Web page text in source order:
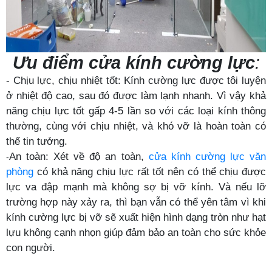
Ưu điểm cửa kính cường lực:
- Chịu lực, chịu nhiệt tốt: Kính cường lực được tôi luyện
ở nhiệt độ cao, sau đó được làm lạnh nhanh. Vì vậy khả
năng chịu lực tốt gấp 4-5 lần so với các loại kính thông
thường, cùng với chịu nhiệt, và khó vỡ là hoàn toàn có
thể tin tưởng.
-An toàn: Xét về độ an toàn, cửa kính cường lực văn
phòng có khả năng chịu lực rất tốt nên có thể chịu được
lực va đập mạnh mà không sợ bị vỡ kính. Và nếu lỡ
trường hợp này xảy ra, thì bạn vẫn có thể yên tâm vì khi
kính cường lực bị vỡ sẽ xuất hiện hình dạng tròn như hạt
lựu không cạnh nhọn giúp đảm bảo an toàn cho sức khỏe
con người.